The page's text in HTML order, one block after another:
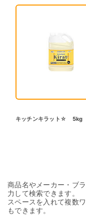
キッチンキラット☆ 5kg
商品名やメーカー・ブ
力して検索できます。
スペースを入れて複数
もできます。